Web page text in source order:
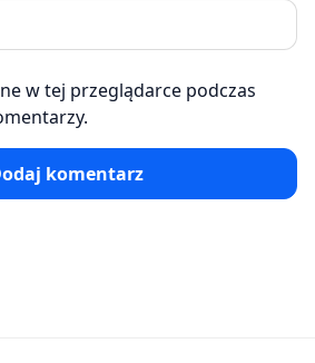
w tej przeglądarce podczas
komentarz